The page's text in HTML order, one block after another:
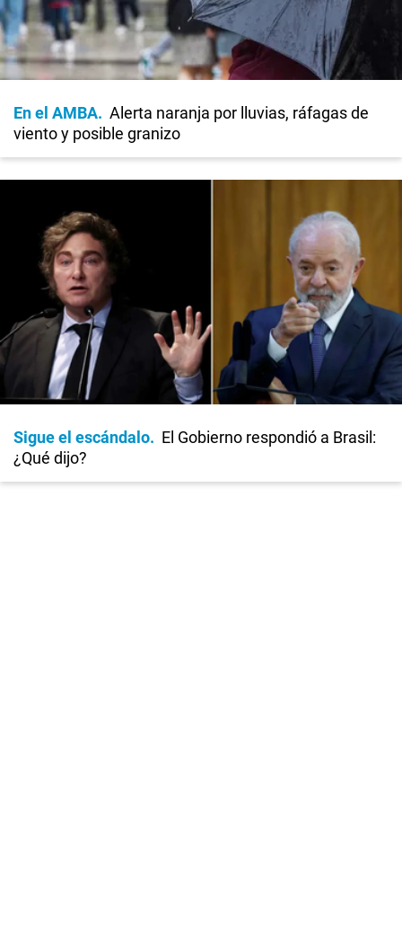
En el AMBA
Alerta naranja por lluvias, ráfagas de
viento y posible granizo
Sigue el escándalo
El Gobierno respondió a Brasil:
¿Qué dijo?